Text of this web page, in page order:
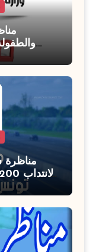
السن آخر أجل
مناظرة